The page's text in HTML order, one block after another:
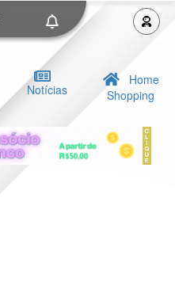
Notícias
Home
Shopping